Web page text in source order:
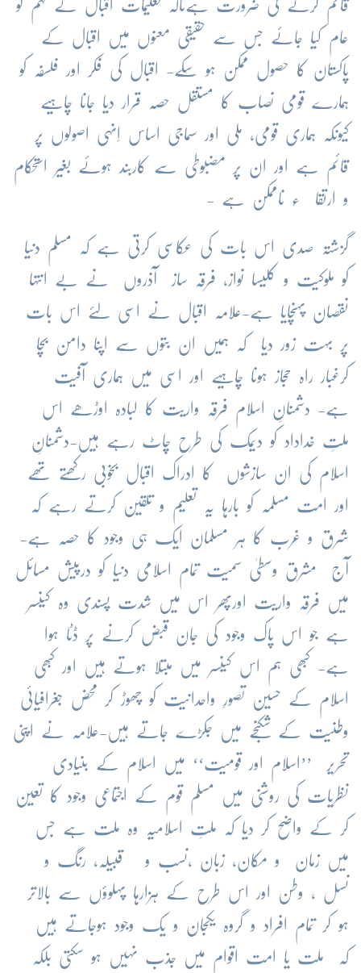
قائم کرنے کی ضرورت ہےتاکہ تعلیمات اقبال کے فہم کو
عام کیا جائے جس سے حقیقی معنوں میں اقبال کے
پاکستان کا حصول ممکن ہو سکے- اقبال کی فکر اور فلسفہ کو
ہمارے قومی نصاب کا مستقل حصہ قرار دیا جانا چاہیے
کیونکہ ہماری قومی، ملی اور سماجی اساس اِنہی اصولوں پر
قائم ہے اور ان پر مضبوطی سے کاربند ہوئے بغیر استحکام
و ارتقا ء ناممکن ہے -
گزشتہ صدی اس بات کی عکاسی کرتی ہے کہ مسلم دنیا
کو ملوکیت و کلیسا نواز، فرقہ ساز آذروں نے بے انتہا
نقصان پہنچایا ہے-علامہ اقبال نے اسی لئے اس بات
پر بہت زور دیا کہ ہمیں ان بتوں سے اپنا دامن بچا
کرغبار راہ حجاز ہونا چاہیے اور اسی میں ہماری آفیت
ہے- دشمنانِ اسلام فرقہ واریت کا لبادہ اوڑھے اس
ملتِ خداداد کو دیمک کی طرح چاٹ رہے ہیں-دشمنانِ
اسلام کی ان سازشوں کا ادراک اقبال بخوبی رکھتے تھے
اور امت مسلمہ کو بارہا یہ تعلیم و تلقین کرتے رہے کہ
شرق و غرب کا ہر مسلمان ایک ہی وجود کا حصہ ہے-
آج مشرق وسطیٰ سمیت تمام اسلامی دنیا کو درپیش مسائل
میں فرقہ واریت اورپھر اس میں شدت پسندی وہ کینسر
ہے جو اس پاک وجود کی جان قبض کرنے پر ڈٹا ہوا
ہے- کبھی ہم اس کینسر میں مبتلا ہوتے ہیں اور کبھی
اسلام کے حسین تصورِ واحدانیت کو چھوڑ کر محض جغرافیائی
وطنیت کے شکنجے میں جکڑے جاتے ہیں-علامہ نے اپنی
تحریر ’’اسلام اور قومیت‘‘ میں اسلام کے بنیادی
نظریات کی روشنی میں مسلم قوم کے اجتماعی وجود کا تعین
کر کے واضح کر دیا کہ ملتِ اسلامیہ وہ ملت ہے جس
میں زمان و مکان، زبان ،نسب و قبیلہ، رنگ و
نسل ، وطن اور اس طرح کے ہزارہا پہلوؤں سے بالاتر
ہو کر تمام افراد و گروہ یکجان و یک وجود ہوجاتے ہیں
کہ ملت یا امت اقوام میں جذب نہیں ہو سکتی بلکہ